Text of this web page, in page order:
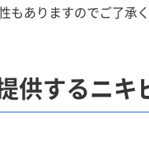
ありますのでご了承く
供するニキ